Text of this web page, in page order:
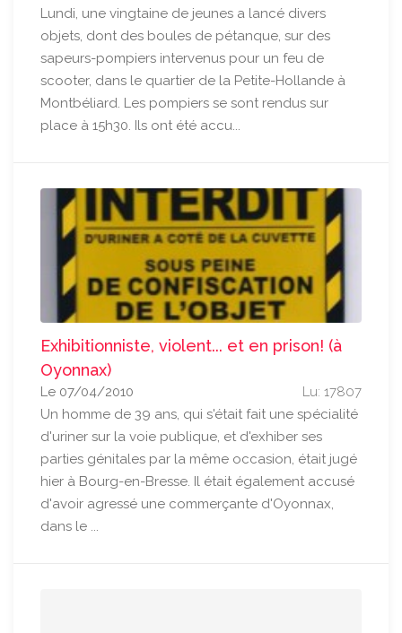
Lundi, une vingtaine de jeunes a lancé divers
objets, dont des boules de pétanque, sur des
sapeurs-pompiers intervenus pour un feu de
scooter, dans le quartier de la Petite-Hollande à
Montbéliard. Les pompiers se sont rendus sur
place à 15h30. Ils ont été accu...
Exhibitionniste, violent... et en prison! (à
Oyonnax)
Lu: 17807
Le 07/04/2010
Un homme de 39 ans, qui s'était fait une spécialité
d'uriner sur la voie publique, et d'exhiber ses
parties génitales par la même occasion, était jugé
hier à Bourg-en-Bresse. Il était également accusé
d'avoir agressé une commerçante d'Oyonnax,
dans le ...